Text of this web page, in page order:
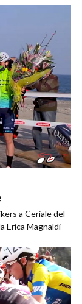
a Ceriale del
Erica Magnaldi